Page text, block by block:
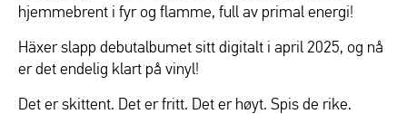
hjemmebrent i fyr og flamme, full av primal energi!
Häxer slapp debutalbumet sitt digitalt i april 2025, og nå
er det endelig klart på vinyl!
Det er skittent. Det er fritt. Det er høyt. Spis de rike.